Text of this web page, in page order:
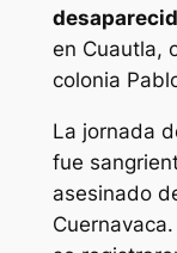
en Cuautla,
colonia
La jornada
fue
asesinado